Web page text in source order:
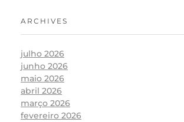
ARCHIVES
julho 2026
junho 2026
maio 2026
abril 2026
março 2026
fevereiro 2026